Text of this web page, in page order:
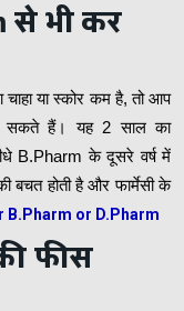
से भी कर
या स्कोर कम है, तो आप
हैं। यह 2 साल का
B.Pharm के दूसरे वर्ष में
होती है और फार्मेसी के
B.Pharm or D.Pharm
फीस